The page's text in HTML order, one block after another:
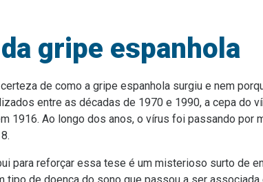
gripe espanhola
de como a gripe espanhola surgiu e nem
entre as décadas de 1970 e 1990, a cepa do
1916. Ao longo dos anos, o vírus foi passando por
para reforçar essa tese é um misterioso surto de